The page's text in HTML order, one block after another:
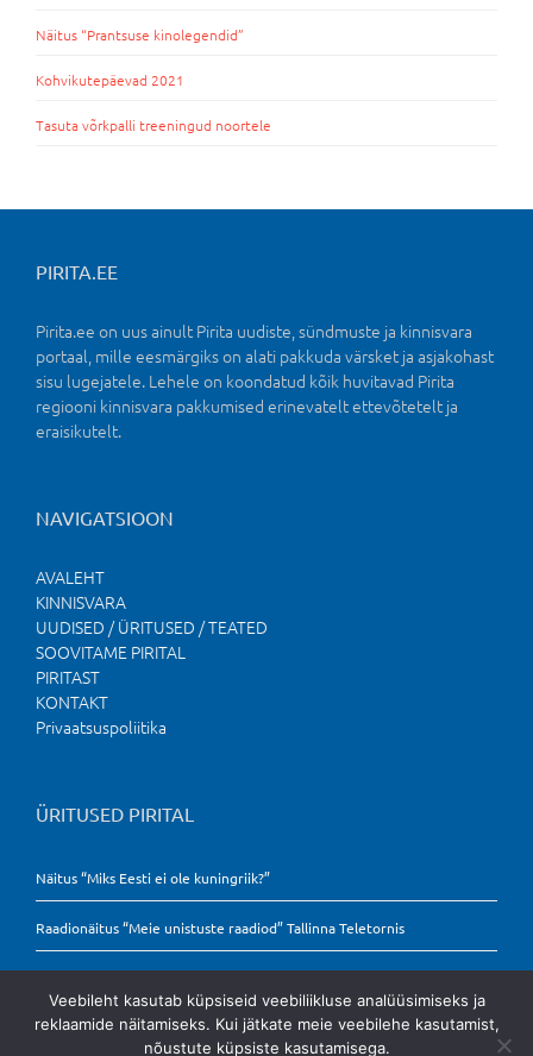
Näitus “Prantsuse kinolegendid”
Kohvikutepäevad 2021
Tasuta võrkpalli treeningud noortele
PIRITA.EE
Pirita.ee on uus ainult Pirita uudiste, sündmuste ja kinnisvara
portaal, mille eesmärgiks on alati pakkuda värsket ja asjakohast
sisu lugejatele. Lehele on koondatud kõik huvitavad Pirita
regiooni kinnisvara pakkumised erinevatelt ettevõtetelt ja
eraisikutelt.
NAVIGATSIOON
AVALEHT
KINNISVARA
UUDISED / ÜRITUSED / TEATED
SOOVITAME PIRITAL
PIRITAST
KONTAKT
Privaatsuspoliitika
ÜRITUSED PIRITAL
Näitus “Miks Eesti ei ole kuningriik?”
Raadionäitus “Meie unistuste raadiod” Tallinna Teletornis
Veebileht kasutab küpsiseid veebiliikluse analüüsimiseks ja
reklaamide näitamiseks. Kui jätkate meie veebilehe kasutamist,
nõustute küpsiste kasutamisega.